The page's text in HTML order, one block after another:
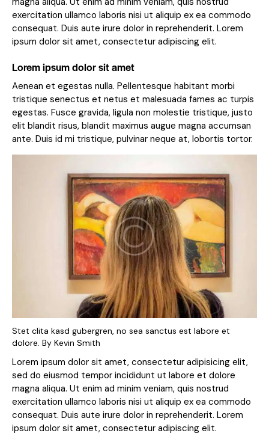
exercitation ullamco laboris nisi ut aliquip ex ea commodo
consequat. Duis aute irure dolor in reprehenderit. Lorem
ipsum dolor sit amet, consectetur adipiscing elit.
Lorem ipsum dolor sit amet
Aenean et egestas nulla. Pellentesque habitant morbi
tristique senectus et netus et malesuada fames ac turpis
egestas. Fusce gravida, ligula non molestie tristique, justo
elit blandit risus, blandit maximus augue magna accumsan
ante. Duis id mi tristique, pulvinar neque at, lobortis tortor.
Stet clita kasd gubergren, no sea sanctus est labore et
dolore. By Kevin Smith
Lorem ipsum dolor sit amet, consectetur adipisicing elit,
sed do eiusmod tempor incididunt ut labore et dolore
magna aliqua. Ut enim ad minim veniam, quis nostrud
exercitation ullamco laboris nisi ut aliquip ex ea commodo
consequat. Duis aute irure dolor in reprehenderit. Lorem
ipsum dolor sit amet, consectetur adipiscing elit.